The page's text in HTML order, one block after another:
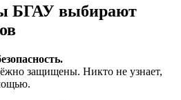
БГАУ выбирают
защищены. Никто не узнает,